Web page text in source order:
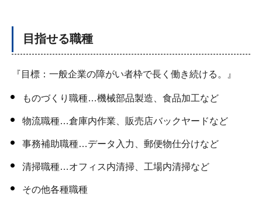
目指せる職種
『目標：一般企業の障がい者枠で長く働き続ける。』
ものづくり職種…機械部品製造、食品加工など
物流職種…倉庫内作業、販売店バックヤードなど
事務補助職種…データ入力、郵便物仕分けなど
清掃職種…オフィス内清掃、工場内清掃など
その他各種職種